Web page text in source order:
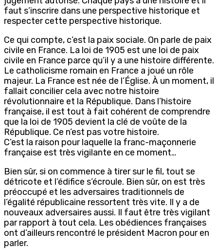
faut s’inscrire dans une perspective historique et
respecter cette perspective historique.
Ce qui compte, c’est la paix sociale. On parle de paix
civile en France. La loi de 1905 est une loi de paix
civile en France parce qu’il y a une histoire différente.
Le catholicisme romain en France a joué un rôle
majeur. La France est née de l’Église. À un moment, il
fallait concilier cela avec notre histoire
révolutionnaire et la République. Dans l’histoire
française, il est tout à fait cohérent de comprendre
que la loi de 1905 devient la clé de voûte de la
République. Ce n’est pas votre histoire.
C’est la raison pour laquelle la franc-maçonnerie
française est très vigilante en ce moment…
Bien sûr, si on commence à tirer sur le fil, tout se
détricote et l’édifice s’écroule. Bien sûr, on est très
préoccupé et les adversaires traditionnels de
l’égalité républicaine ressortent très vite. Il y a de
nouveaux adversaires aussi. Il faut être très vigilant
par rapport à tout cela. Les obédiences françaises
ont d’ailleurs rencontré le président Macron pour en
parler.